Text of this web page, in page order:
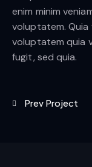
enim minim
voluptatem. Quia
voluptatem quia
fugit, sed quia.
Prev Project